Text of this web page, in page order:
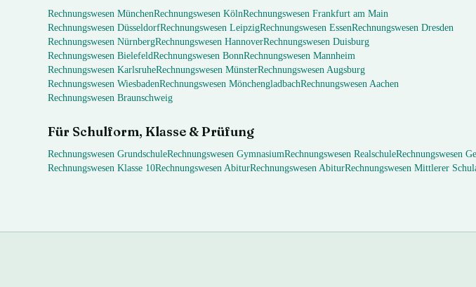
Rechnungswesen MünchenRechnungswesen KölnRechnungswesen Frankfurt am Main
Rechnungswesen DüsseldorfRechnungswesen LeipzigRechnungswesen EssenRechnungswesen Dresden
Rechnungswesen NürnbergRechnungswesen HannoverRechnungswesen Duisburg
Rechnungswesen BielefeldRechnungswesen BonnRechnungswesen Mannheim
Rechnungswesen KarlsruheRechnungswesen MünsterRechnungswesen Augsburg
Rechnungswesen WiesbadenRechnungswesen MönchengladbachRechnungswesen Aachen
Rechnungswesen Braunschweig
Für Schulform, Klasse & Prüfung
Rechnungswesen GrundschuleRechnungswesen GymnasiumRechnungswesen RealschuleRechnungswesen
Rechnungswesen Klasse 10Rechnungswesen AbiturRechnungswesen AbiturRechnungswesen Mittlerer